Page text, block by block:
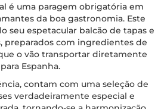
é uma paragem obrigatória em
da boa gastronomia. Este
seu espetacular balcão de tapas e
preparados com ingredientes de
o vão transportar diretamente
para Espanha.
contam com uma seleção de
verdadeiramente especial e